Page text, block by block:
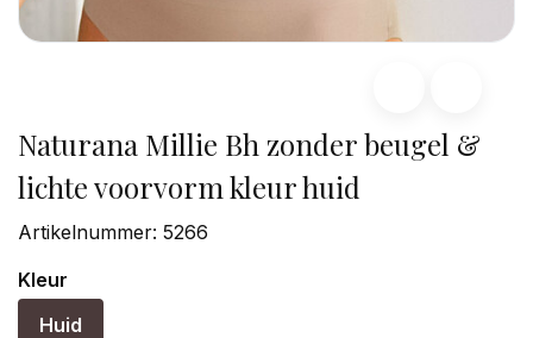
Naturana Millie Bh zonder beugel &
lichte voorvorm kleur huid
Artikelnummer: 5266
Kleur
Huid